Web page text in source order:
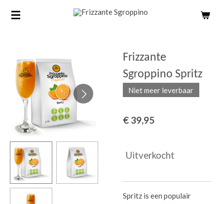
Ga
hoofdinhoud
Frizzante
Sgroppino Spritz
Niet meer leverbaar
€ 39,95
Uitverkocht
Spritz is een populair